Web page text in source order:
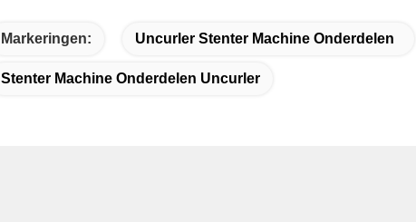
Markeringen: Uncurler Stenter Machine Onderdelen
Stenter Machine Onderdelen Uncurler